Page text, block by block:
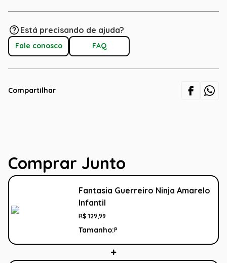
Está precisando de ajuda?
Fale conosco FAQ
Compartilhar
Comprar Junto
Fantasia Guerreiro Ninja Amarelo
Infantil
R$ 129,99
Tamanho:P